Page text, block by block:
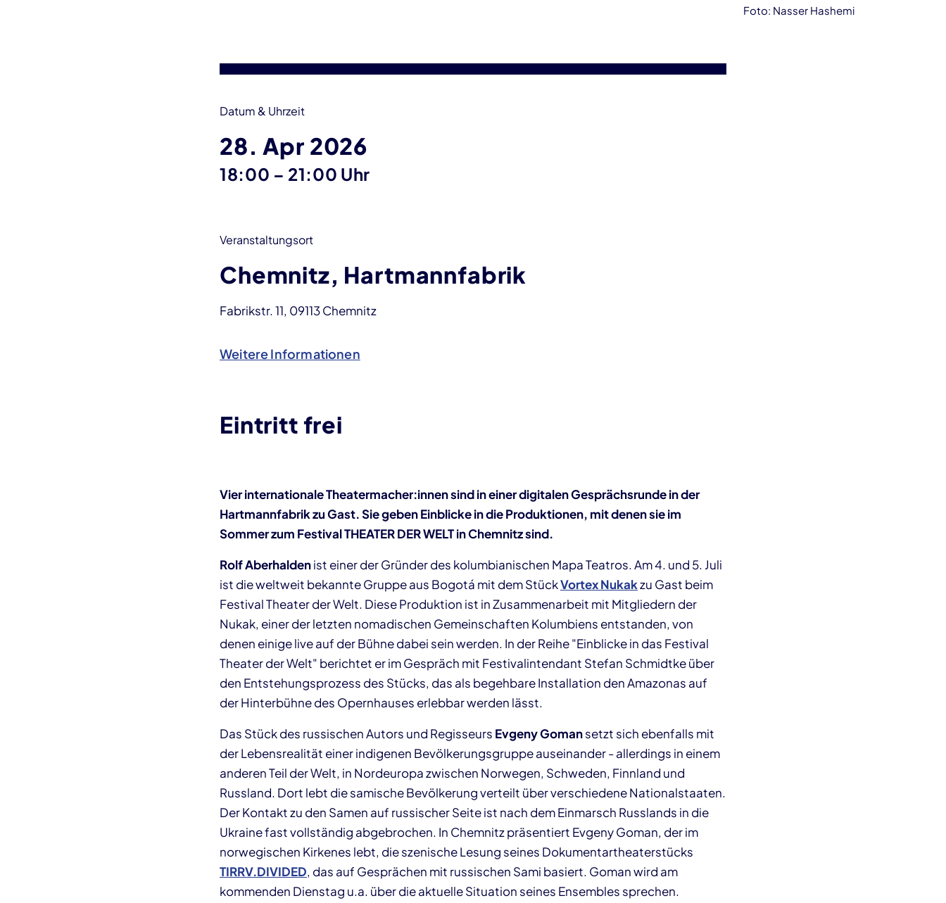
Foto: Nasser Hashemi
Datum & Uhrzeit
28. Apr 2026
18:00 – bis
21:00 Uhr
Veranstaltungsort
Chemnitz, Hartmannfabrik
Fabrikstr. 11, 09113 Chemnitz
Weitere Informationen
Eintritt frei
Vier internationale Theatermacher:innen sind in einer digitalen Gesprächsrunde in der
Hartmannfabrik zu Gast. Sie geben Einblicke in die Produktionen, mit denen sie im
Sommer zum Festival THEATER DER WELT in Chemnitz sind.
Rolf Aberhaldenist einer der Gründer des kolumbianischen Mapa Teatros. Am 4. und 5. Juli
ist die weltweit bekannte Gruppe aus Bogotá mit dem StückVortex Nukakzu Gast beim
Festival Theater der Welt. Diese Produktion ist in Zusammenarbeit mit Mitgliedern der
Nukak, einer der letzten nomadischen Gemeinschaften Kolumbiens entstanden, von
denen einige live auf der Bühne dabei sein werden. In der Reihe "Einblicke in das Festival
Theater der Welt" berichtet er im Gespräch mit Festivalintendant Stefan Schmidtke über
den Entstehungsprozess des Stücks, das als begehbare Installation den Amazonas auf
der Hinterbühne des Opernhauses erlebbar werden lässt.
Das Stück des russischen Autors und Regisseurs Evgeny Gomansetzt sich ebenfalls mit
der Lebensrealität einer indigenen Bevölkerungsgruppe auseinander - allerdings in einem
anderen Teil der Welt, in Nordeuropa zwischen Norwegen, Schweden, Finnland und
Russland. Dort lebt die samische Bevölkerung verteilt über verschiedene Nationalstaaten.
Der Kontakt zu den Samen auf russischer Seite ist nach dem Einmarsch Russlands in die
Ukraine fast vollständig abgebrochen. In Chemnitz präsentiert Evgeny Goman, der im
norwegischen Kirkenes lebt, die szenische Lesung seines Dokumentartheaterstücks
TIRRV.DIVIDED, das auf Gesprächen mit russischen Sami basiert. Goman wird am
kommenden Dienstag u.a. über die aktuelle Situation seines Ensembles sprechen.